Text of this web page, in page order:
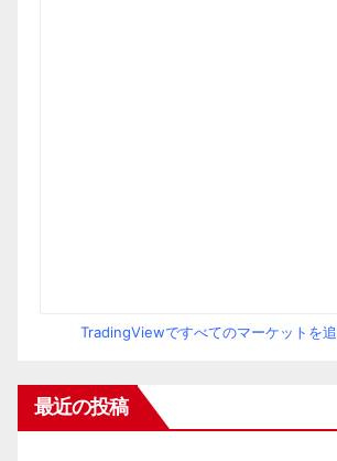
TradingViewですべてのマーケットを
最近の投稿